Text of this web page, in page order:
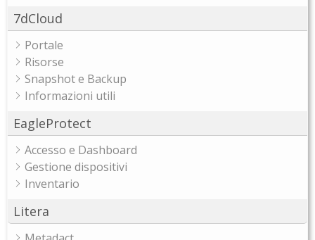
7dCloud
Portale
Risorse
Snapshot e Backup
Informazioni utili
EagleProtect
Accesso e Dashboard
Gestione dispositivi
Inventario
Litera